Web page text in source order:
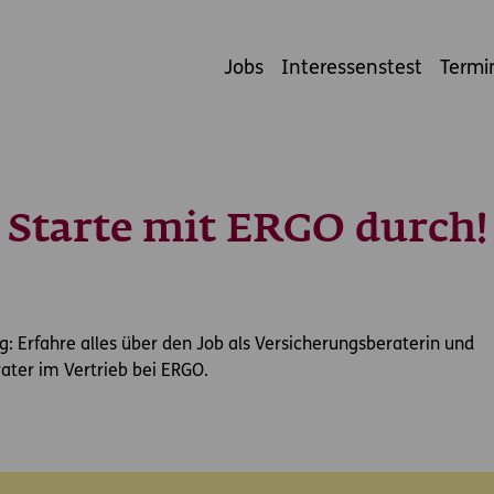
Jobs Interessenstest
Starte mit ERGO durch!
Erfahre alles über den Job als Versicherungsberaterin und
im Vertrieb bei ERGO.